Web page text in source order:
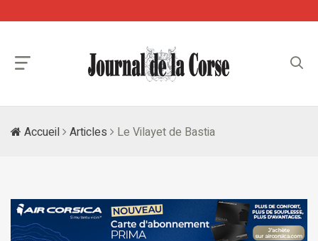
Accueil Articles Le Vilayet de Bastia